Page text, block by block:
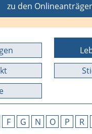
zu den
F G N O P R